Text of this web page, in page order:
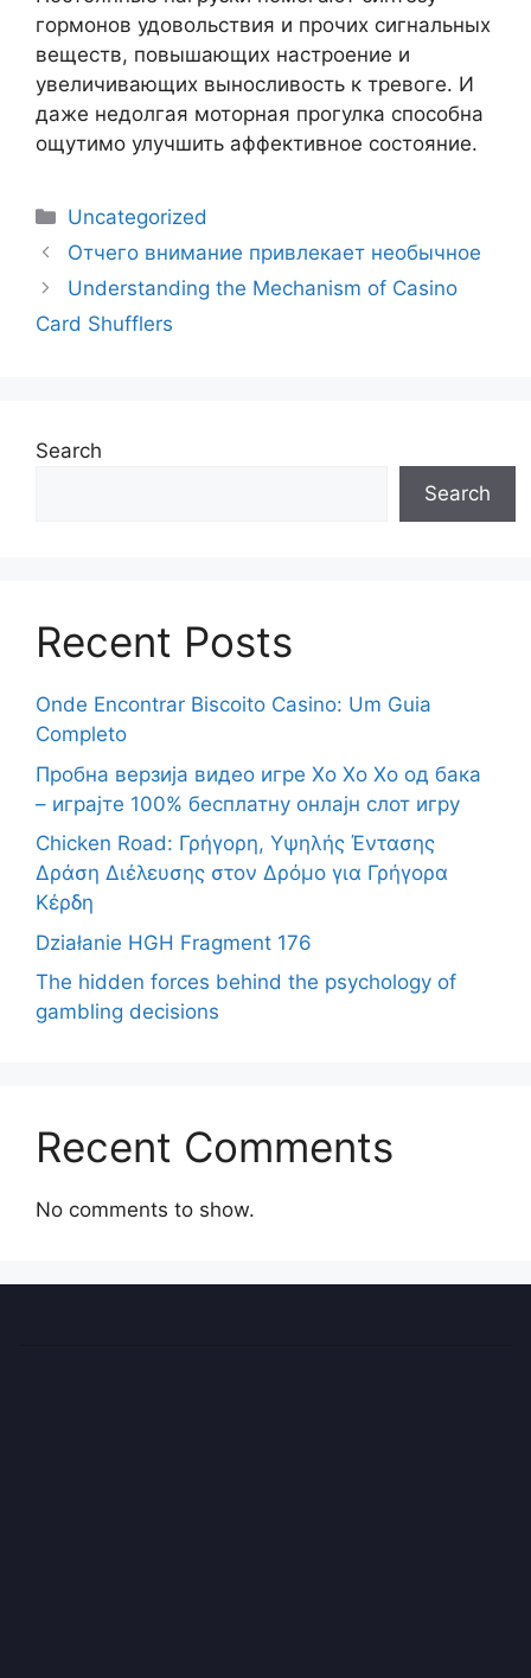
гормонов удовольствия и прочих сигнальных
веществ, повышающих настроение и
увеличивающих выносливость к тревоге. И
даже недолгая моторная прогулка способна
ощутимо улучшить аффективное состояние.
Uncategorized
Отчего внимание привлекает необычное
Understanding the Mechanism of Casino
Card Shufflers
Search
Search
Recent Posts
Onde Encontrar Biscoito Casino: Um Guia
Completo
Пробна верзија видео игре Хо Хо Хо од бака
– играјте 100% бесплатну онлајн слот игру
Chicken Road: Γρήγορη, Υψηλής Έντασης
Δράση Διέλευσης στον Δρόμο για Γρήγορα
Κέρδη
Działanie HGH Fragment 176
The hidden forces behind the psychology of
gambling decisions
Recent Comments
No comments to show.